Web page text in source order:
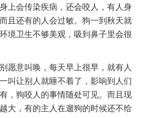
上会传染疾病，还会咬人，有人身
且还有的人会过敏。狗一到秋天就
境卫生不够美观，吸到鼻子里会很
愿意叫唤，每天早上很早，就有人
叫让别人就睡不着了，影响到人们
，狗咬人的事情随处可见。而且现
大，有的主人在遛狗的时候还不给